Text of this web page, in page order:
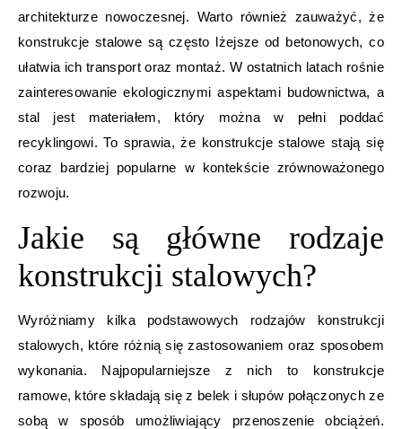
architekturze nowoczesnej. Warto również zauważyć, że
konstrukcje stalowe są często lżejsze od betonowych, co
ułatwia ich transport oraz montaż. W ostatnich latach rośnie
zainteresowanie ekologicznymi aspektami budownictwa, a
stal jest materiałem, który można w pełni poddać
recyklingowi. To sprawia, że konstrukcje stalowe stają się
coraz bardziej popularne w kontekście zrównoważonego
rozwoju.
Jakie są główne rodzaje
konstrukcji stalowych?
Wyróżniamy kilka podstawowych rodzajów konstrukcji
stalowych, które różnią się zastosowaniem oraz sposobem
wykonania. Najpopularniejsze z nich to konstrukcje
ramowe, które składają się z belek i słupów połączonych ze
sobą w sposób umożliwiający przenoszenie obciążeń.